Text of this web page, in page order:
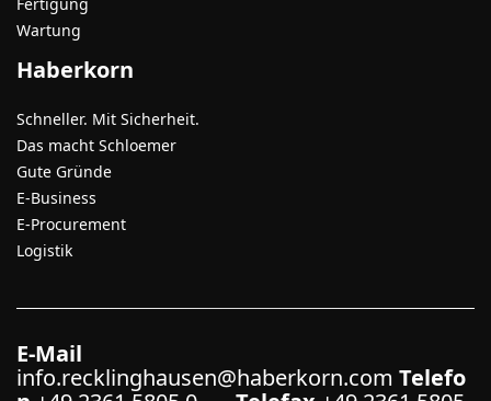
Wartung
Haberkorn
Schneller. Mit Sicherheit.
Das macht Schloemer
Gute Gründe
E-Business
E-Procurement
Logistik
E-Mail
info.recklinghausen@haberkorn.com Telefo